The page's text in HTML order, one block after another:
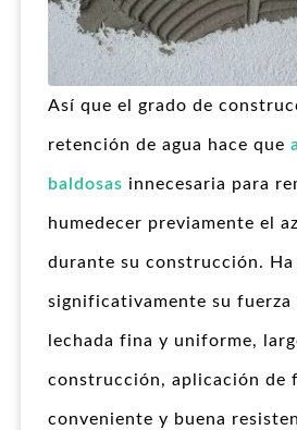
Así que el grado de
retención de agua hace que
baldosas innecesaria para
humedecer previamente el
durante su construcción. Ha
significativamente su fuerza
lechada fina y uniforme,
construcción, aplicación de
conveniente y buena